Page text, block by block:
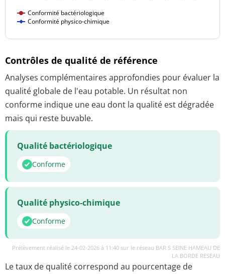
Conformité bactériologique
Conformité physico-chimique
Contrôles de qualité de référence
Analyses complémentaires approfondies pour évaluer la
qualité globale de l'eau potable. Un résultat non
conforme indique une eau dont la qualité est dégradée
mais qui reste buvable.
Qualité bactériologique
Conforme
Qualité physico-chimique
Conforme
Prélèvement réalisé le 24-02-2026 à 11:40 sur le réseau BAR S SEINE HAMEAU DE
LA BORDE RESEAU
Le taux de qualité correspond au pourcentage de